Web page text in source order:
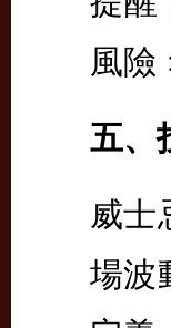
風險
五、
威士
場波